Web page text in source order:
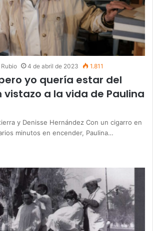
4 de abril de 2023 1.811
yo quería estar del
vistazo a la vida de Paulina
y Denisse Hernández Con un cigarro en
minutos en encender, Paulina…